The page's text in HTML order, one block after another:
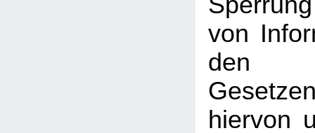
von
den
hiervon